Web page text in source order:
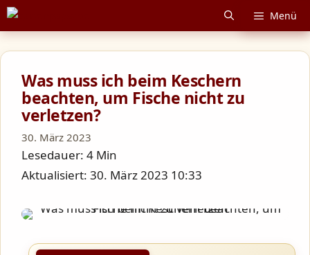
Zum
Inhalt
springen
Menü
Was muss ich beim Keschern
beachten, um Fische nicht zu
verletzen?
30. März 2023
Lesedauer: 4 Min
Aktualisiert: 30. März 2023 10:33